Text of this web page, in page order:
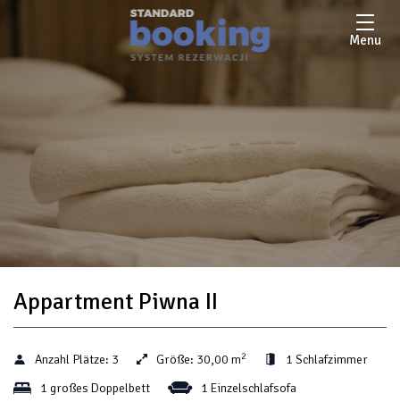
Menu
Appartment Piwna II
Anzahl Plätze: 3 Größe: 30,00 m2
1 Schlafzimmer
1 großes Doppelbett
1 Einzelschlafsofa